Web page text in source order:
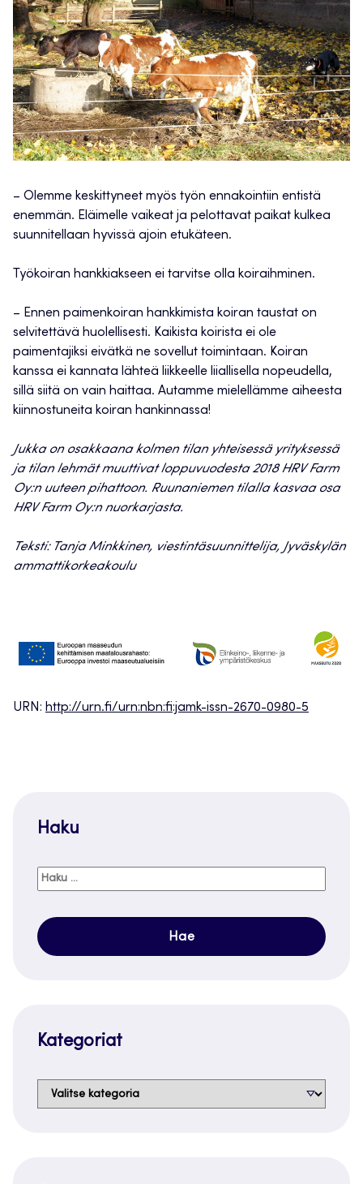
– Olemme keskittyneet myös työn ennakointiin entistä
enemmän. Eläimelle vaikeat ja pelottavat paikat kulkea
suunnitellaan hyvissä ajoin etukäteen.
Työkoiran hankkiakseen ei tarvitse olla koiraihminen.
– Ennen paimenkoiran hankkimista koiran taustat on
selvitettävä huolellisesti. Kaikista koirista ei ole
paimentajiksi eivätkä ne sovellut toimintaan. Koiran
kanssa ei kannata lähteä liikkeelle liiallisella nopeudella,
sillä siitä on vain haittaa. Autamme mielellämme aiheesta
kiinnostuneita koiran hankinnassa!
Jukka on osakkaana kolmen tilan yhteisessä yrityksessä
ja tilan lehmät muuttivat loppuvuodesta 2018 HRV Farm
Oy:n uuteen pihattoon. Ruunaniemen tilalla kasvaa osa
HRV Farm Oy:n nuorkarjasta.
Teksti: Tanja Minkkinen, viestintäsuunnittelija, Jyväskylän
ammattikorkeakoulu
URN: http://urn.fi/urn:nbn:fi:jamk-issn-2670-0980-5
Haku
Haku:
Kategoriat
Kategoriat